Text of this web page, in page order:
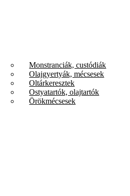
Monstranciák, custódiák
Olajgyertyák, mécsesek
Oltárkeresztek
Ostyatartók, olajtartók
Örökmécsesek